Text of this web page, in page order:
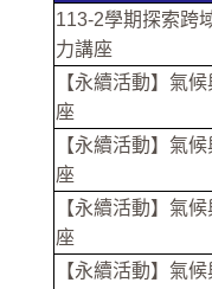
113-2學期探索跨
力講座
【永續活動】氣
座
【永續活動】氣
座
【永續活動】氣
座
【永續活動】氣